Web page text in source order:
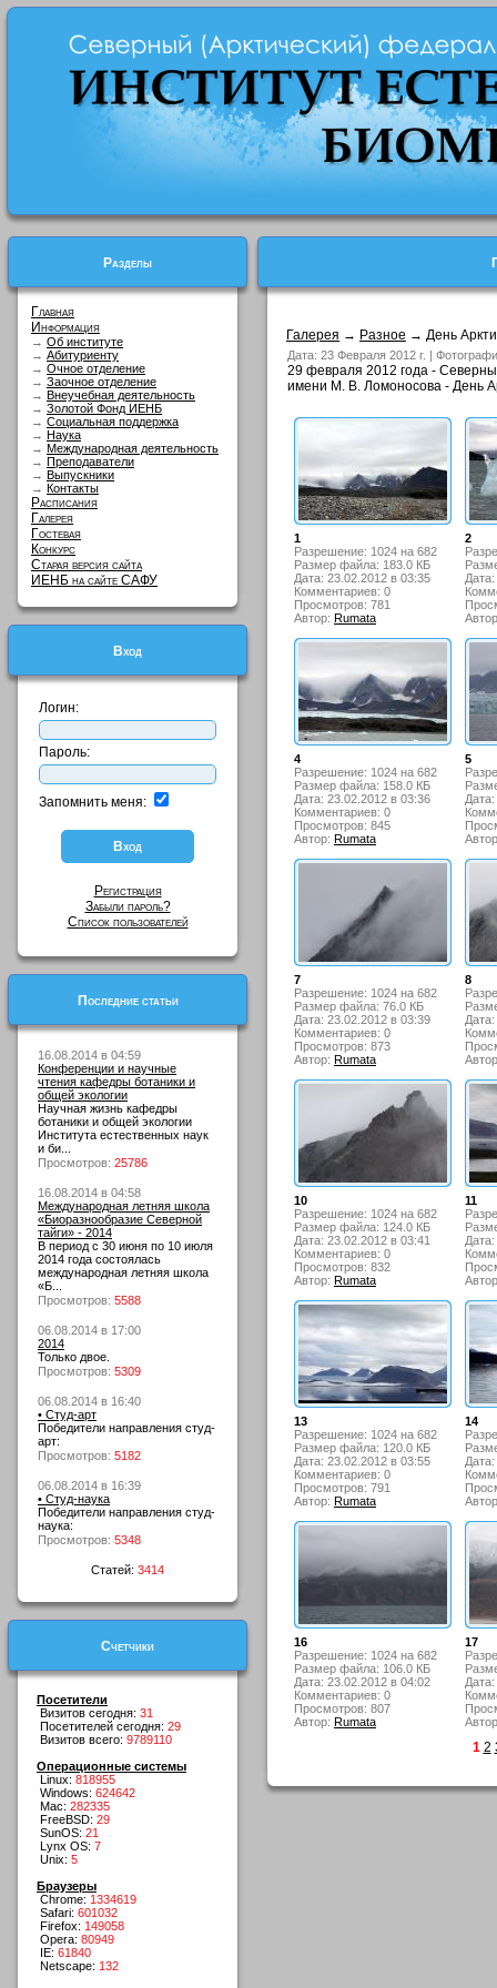
Разделы
Главная
Информация
→ Об институте
→ Абитуриенту
→ Очное отделение
→ Заочное отделение
→ Внеучебная деятельность
→ Золотой Фонд ИЕНБ
→ Социальная поддержка
→ Наука
→ Международная деятельность
→ Преподаватели
→ Выпускники
→ Контакты
Расписания
Галерея
Гостевая
Конкурс
Старая версия сайта
ИЕНБ на сайте САФУ
Вход
Логин:
Пароль:
Запомнить меня:
Регистрация
Забыли пароль?
Список пользователей
Последние статьи
16.08.2014 в 04:59
Конференции и научные
чтения кафедры ботаники и
общей экологии
Научная жизнь кафедры
ботаники и общей экологии
Института естественных наук
и би...
Просмотров: 25786
16.08.2014 в 04:58
Международная летняя школа
«Биоразнообразие Северной
тайги» - 2014
В период с 30 июня по 10 июля
2014 года состоялась
международная летняя школа
«Б...
Просмотров: 5588
06.08.2014 в 17:00
2014
Только двое.
Просмотров: 5309
06.08.2014 в 16:40
• Студ-арт
Победители направления студ-
арт:
Просмотров: 5182
06.08.2014 в 16:39
• Студ-наука
Победители направления студ-
наука:
Просмотров: 5348
Статей: 3414
Счетчики
Посетители
Визитов сегодня: 31
Посетителей сегодня: 29
Визитов всего: 9789110
Операционные системы
Linux: 818955
Windows: 624642
Mac: 282335
FreeBSD: 29
SunOS: 21
Lynx OS: 7
Unix: 5
Браузеры
Chrome: 1334619
Safari: 601032
Firefox: 149058
Opera: 80949
IE: 61840
Netscape: 132
Галерея → Разное → День
Дата: 23 Февраля 2012 г. |
29 февраля 2012 года -
имени М. В. Ломоносова - День
1
Разрешение: 1024 на 682
Размер файла: 183.0 КБ
Дата: 23.02.2012 в 03:35
Комментариев: 0
Просмотров: 781
Автор: Rumata
2
4
Разрешение: 1024 на 682
Размер файла: 158.0 КБ
Дата: 23.02.2012 в 03:36
Комментариев: 0
Просмотров: 845
Автор: Rumata
5
7
Разрешение: 1024 на 682
Размер файла: 76.0 КБ
Дата: 23.02.2012 в 03:39
Комментариев: 0
Просмотров: 873
Автор: Rumata
8
10
Разрешение: 1024 на 682
Размер файла: 124.0 КБ
Дата: 23.02.2012 в 03:41
Комментариев: 0
Просмотров: 832
Автор: Rumata
11
13
Разрешение: 1024 на 682
Размер файла: 120.0 КБ
Дата: 23.02.2012 в 03:55
Комментариев: 0
Просмотров: 791
Автор: Rumata
14
16
Разрешение: 1024 на 682
Размер файла: 106.0 КБ
Дата: 23.02.2012 в 04:02
Комментариев: 0
Просмотров: 807
Автор: Rumata
17
1 2